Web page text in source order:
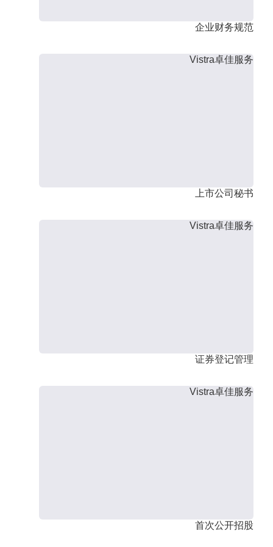
企业财务规范
Vistra卓佳服务
上市公司秘书
Vistra卓佳服务
证券登记管理
Vistra卓佳服务
首次公开招股